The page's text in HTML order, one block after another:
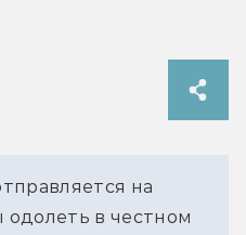
на
одолеть в честном